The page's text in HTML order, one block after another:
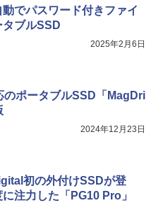
でパスワード付きファイ
タブルSSD
2025年2月6日
のポータブルSSD「MagDri
2024年12月23日
初の外付けSSDが登
注力した「PG10 Pro」